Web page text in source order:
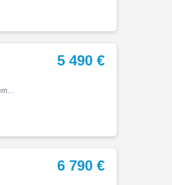
Cb, 05/2021, 16746 km, Première main, Essence, 500cm³, Couleur blanc, 5490 € Equipements : HONDA CB 500 XA EXCELLENT ETAT - COLORIS BLANC - MOTO PERMIS A2 - ENTRETIENS REGULIERS CONCESSION HONDA - Dernier entretien complet type 18 000 kms fait AMR Vittel 0 km - Pneus neufs 500 k…
5 490 €
6 790 €